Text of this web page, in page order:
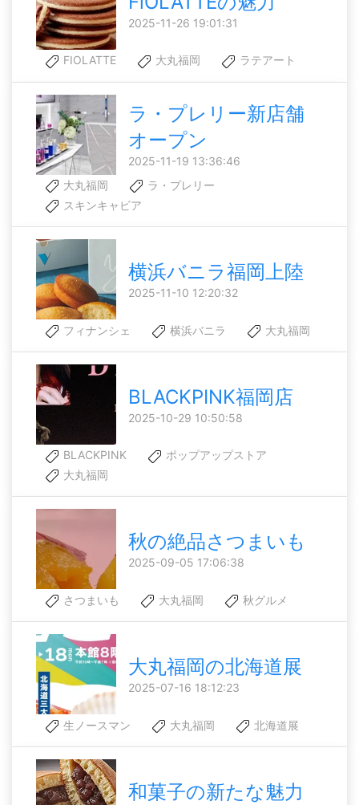
2025-11-26 19:01:31
FIOLATTE 大丸福岡 ラテアート
ラ・プレリー新店舗
オープン
2025-11-19 13:36:46
大丸福岡
ラ・プレリー
スキンキャビア
横浜バニラ福岡上陸
2025-11-10 12:20:32
フィナンシェ 横浜バニラ 大丸福岡
BLACKPINK福岡店
2025-10-29 10:50:58
BLACKPINK
ポップアップストア
大丸福岡
秋の絶品さつまいも
2025-09-05 17:06:38
さつまいも 大丸福岡 秋グルメ
大丸福岡の北海道展
2025-07-16 18:12:23
生ノースマン 大丸福岡 北海道展
和菓子の新たな魅力